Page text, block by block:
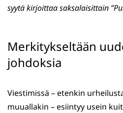
syytä kirjoittaa saksalaisittain
Merkitykseltään
johdoksia
Viestimissä – etenkin
muuallakin – esiintyy usein